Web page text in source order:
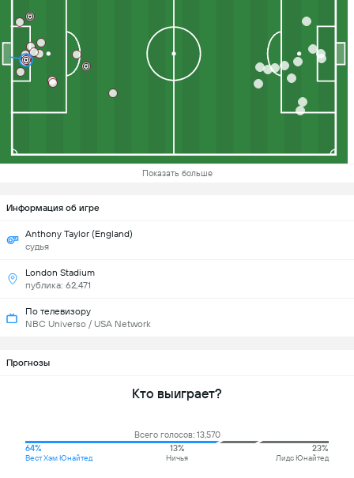
Показать больше
Информация об игре
Anthony Taylor (England)
судья
London Stadium
публика: 62,471
По телевизору
NBC Universo / USA Network
Прогнозы
Кто выиграет?
Всего голосов: 13,570
64%
Вест Хэм Юнайтед
13%
Ничья
23%
Лидс Юнайтед